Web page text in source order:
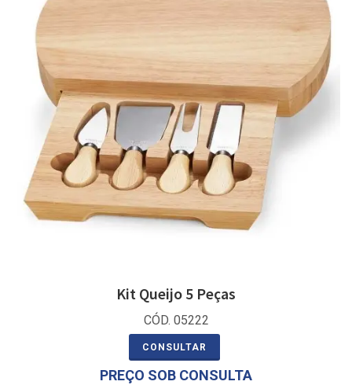
Kit Queijo 5 Peças
CÓD. 05222
CONSULTAR
PREÇO SOB CONSULTA